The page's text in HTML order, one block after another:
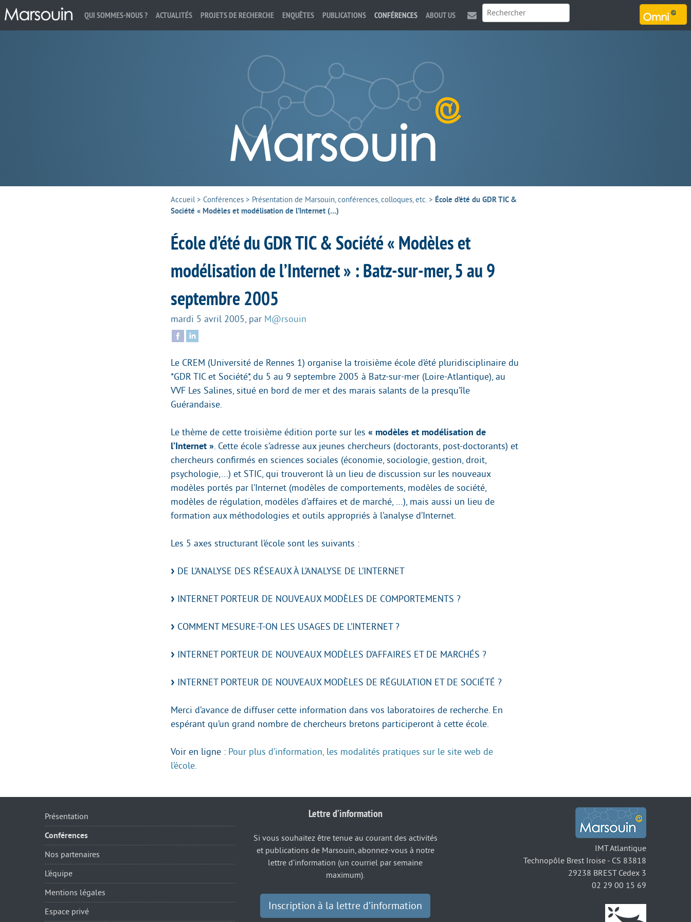
QUI SOMMES-NOUS ? ACTUALITÉS PROJETS DE RECHERCHE ENQUÊTES PUBLICATIONS CONFÉRENCES ABOUT US
Accueil> Conférences > Présentation de Marsouin, conférences, colloques, etc.> École d’été du GDR TIC &
Société « Modèles et modélisation de l’Internet (…)
École d’été du GDR TIC & Société « Modèles et
modélisation de l’Internet » : Batz-sur-mer, 5 au 9
septembre 2005
mardi 5 avril 2005 par M@rsouin
Le CREM (Université de Rennes 1) organise la troisième école d’été pluridisciplinaire du
*GDR TIC et Société*, du 5 au 9 septembre 2005 à Batz-sur-mer (Loire-Atlantique), au
VVF Les Salines, situé en bord de mer et des marais salants de la presqu’île
Guérandaise.
Le thème de cette troisième édition porte sur les « modèles et modélisation de
l’Internet ». Cette école s’adresse aux jeunes chercheurs (doctorants, post-doctorants) et
chercheurs confirmés en sciences sociales (économie, sociologie, gestion, droit,
psychologie,...) et STIC, qui trouveront là un lieu de discussion sur les nouveaux
modèles portés par l’Internet (modèles de comportements, modèles de société,
modèles de régulation, modèles d’affaires et de marché, …), mais aussi un lieu de
formation aux méthodologies et outils appropriés à l’analyse d’Internet.
Les 5 axes structurant l’école sont les suivants :
DE L’ANALYSE DES RÉSEAUX À L’ANALYSE DE L’INTERNET
INTERNET PORTEUR DE NOUVEAUX MODÈLES DE COMPORTEMENTS ?
COMMENT MESURE-T-ON LES USAGES DE L’INTERNET ?
INTERNET PORTEUR DE NOUVEAUX MODÈLES D’AFFAIRES ET DE MARCHÉS ?
INTERNET PORTEUR DE NOUVEAUX MODÈLES DE RÉGULATION ET DE SOCIÉTÉ ?
Merci d’avance de diffuser cette information dans vos laboratoires de recherche. En
espérant qu’un grand nombre de chercheurs bretons participeront à cette école.
Voir en ligne : Pour plus d’information, les modalités pratiques sur le site web de
l’école.
Présentation
Conférences
Nos partenaires
L’équipe
Mentions légales
Espace privé
Lettre d’information
Si vous souhaitez être tenue au courant des activités
et publications de Marsouin, abonnez-vous à notre
lettre d’information (un courriel par semaine
maximum).
Inscription à la lettre d’information
IMT Atlantique
Technopôle Brest Iroise - CS 83818
29238 BREST Cedex 3
02 29 00 15 69